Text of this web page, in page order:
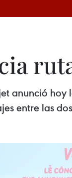
anunció
entre las